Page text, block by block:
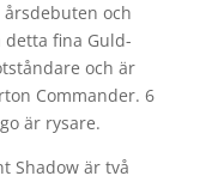
årsdebuten och
fina Guld-
och är
Commander. 6
är rysare.
Shadow är två